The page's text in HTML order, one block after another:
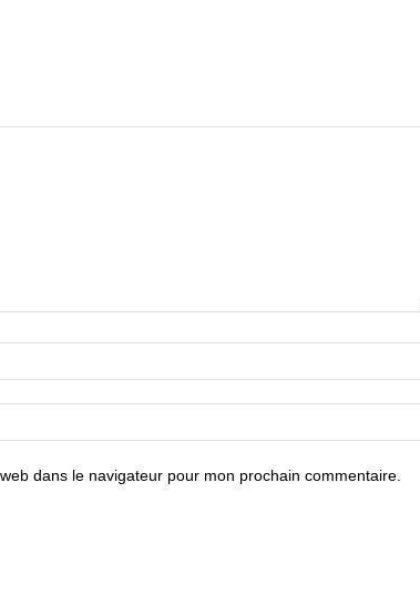
dans le navigateur pour mon prochain commentaire.